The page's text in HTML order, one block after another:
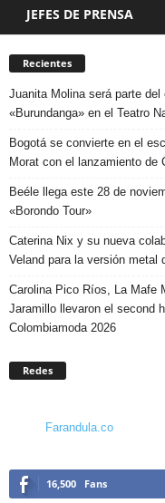
JEFES DE PRENSA
Recientes
Juanita Molina será parte del
«Burundanga» en el Teatro
Bogotá se convierte en el
Morat con el lanzamiento de
Beéle llega este 28 de
«Borondo Tour»
Caterina Nix y su nueva
Veland para la versión metal
Carolina Pico Ríos, La Mafe
Jaramillo llevaron el second
Colombiamoda 2026
Redes
Farandula.co
16,500 Fans